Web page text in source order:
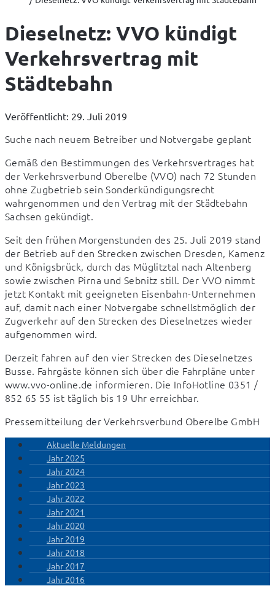
Dieselnetz: VVO kündigt
Verkehrsvertrag mit
Städtebahn
Veröffentlicht: 29. Juli 2019
Suche nach neuem Betreiber und Notvergabe geplant
Gemäß den Bestimmungen des Verkehrsvertrages hat
der Verkehrsverbund Oberelbe (VVO) nach 72 Stunden
ohne Zugbetrieb sein Sonderkündigungsrecht
wahrgenommen und den Vertrag mit der Städtebahn
Sachsen gekündigt.
Seit den frühen Morgenstunden des 25. Juli 2019 stand
der Betrieb auf den Strecken zwischen Dresden, Kamenz
und Königsbrück, durch das Müglitztal nach Altenberg
sowie zwischen Pirna und Sebnitz still. Der VVO nimmt
jetzt Kontakt mit geeigneten Eisenbahn-Unternehmen
auf, damit nach einer Notvergabe schnellstmöglich der
Zugverkehr auf den Strecken des Dieselnetzes wieder
aufgenommen wird.
Derzeit fahren auf den vier Strecken des Dieselnetzes
Busse. Fahrgäste können sich über die Fahrpläne unter
www.vvo-online.de informieren. Die InfoHotline 0351 /
852 65 55 ist täglich bis 19 Uhr erreichbar.
Pressemitteilung der Verkehrsverbund Oberelbe GmbH
Aktuelle Meldungen
Jahr 2025
Jahr 2024
Jahr 2023
Jahr 2022
Jahr 2021
Jahr 2020
Jahr 2019
Jahr 2018
Jahr 2017
Jahr 2016